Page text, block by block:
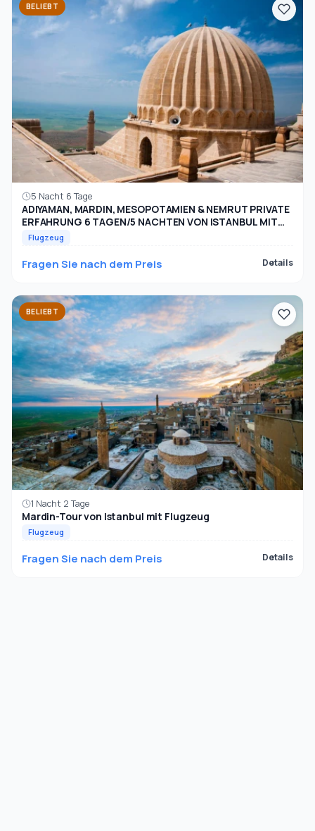
BELIEBT
5 Nacht 6 Tage
ADIYAMAN, MARDIN, MESOPOTAMIEN & NEMRUT PRIVATE
ERFAHRUNG 6 TAGEN/5 NACHTEN VON ISTANBUL MIT
FLUG
Flugzeug
Fragen Sie nach dem Preis Details
BELIEBT
1 Nacht 2 Tage
Mardin-Tour von Istanbul mit Flugzeug
Flugzeug
Fragen Sie nach dem Preis Details